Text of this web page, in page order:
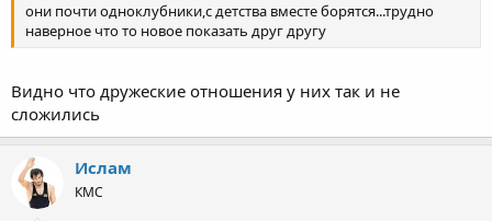
они почти одноклубники,с детства вместе борятся...трудно
наверное что то новое показать друг другу
Видно что дружеские отношения у них так и не
сложились
Ислам
КМС